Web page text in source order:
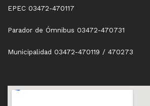
EPEC 03472-470117
Parador de Ómnibus 03472-470731
Municipalidad 03472-470119 / 470273